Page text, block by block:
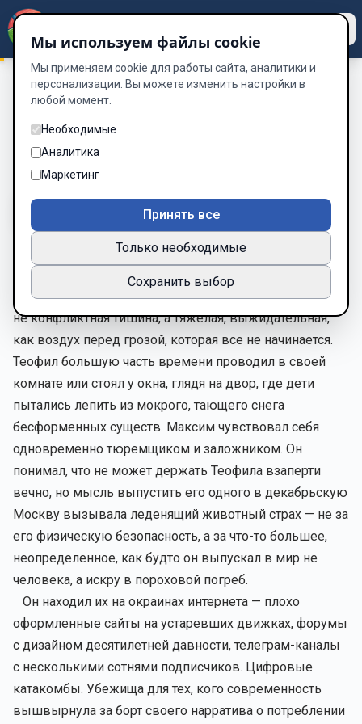
Вне системы: Еретик
Голоса
Глава 9 из 27
Шрифт
Тишина, наступившая после заявления Теофила о
выходе в город, висела в квартире три дня. Это была
не конфликтная тишина, а тяжелая, выжидательная,
как воздух перед грозой, которая все не начинается.
Теофил большую часть времени проводил в своей
комнате или стоял у окна, глядя на двор, где дети
пытались лепить из мокрого, тающего снега
бесформенных существ. Максим чувствовал себя
одновременно тюремщиком и заложником. Он
понимал, что не может держать Теофила взаперти
вечно, но мысль выпустить его одного в декабрьскую
Москву вызывала леденящий животный страх — не за
его физическую безопасность, а за что-то большее,
неопределенное, как будто он выпускал в мир не
человека, а искру в пороховой погреб.
Он находил их на окраинах интернета — плохо
оформленные сайты на устаревших движках, форумы
с дизайном десятилетней давности, телеграм-каналы
с несколькими сотнями подписчиков. Цифровые
катакомбы. Убежища для тех, кого современность
вышвырнула за борт своего нарратива о потреблении
Мы используем файлы cookie
Мы применяем cookie для работы сайта, аналитики и
персонализации. Вы можете изменить настройки в
любой момент.
Необходимые
Аналитика
Маркетинг
Принять все
Только необходимые
Сохранить выбор